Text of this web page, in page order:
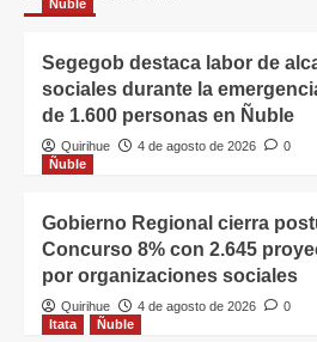
Ñuble
Segegob destaca labor de
sociales durante la
de 1.600 personas en Ñuble
Quirihue 4 de agosto de 2026
0
Ñuble
Gobierno Regional cierra
Concurso 8% con 2.645
por organizaciones sociales
Quirihue 4 de agosto de 2026
0
Itata
Ñuble